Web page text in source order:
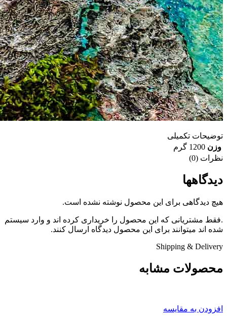
توضیحات تکمیلی
وزن 1200 گرم
نظرات (0)
دیدگاهها
هیچ دیدگاهی برای این محصول نوشته نشده است.
.فقط مشتریانی که این محصول را خریداری کرده اند و وارد سیستم
شده اند میتوانند برای این محصول دیدگاه ارسال کنند.
Shipping & Delivery
محصولات مشابه
افزودن به مقایسه